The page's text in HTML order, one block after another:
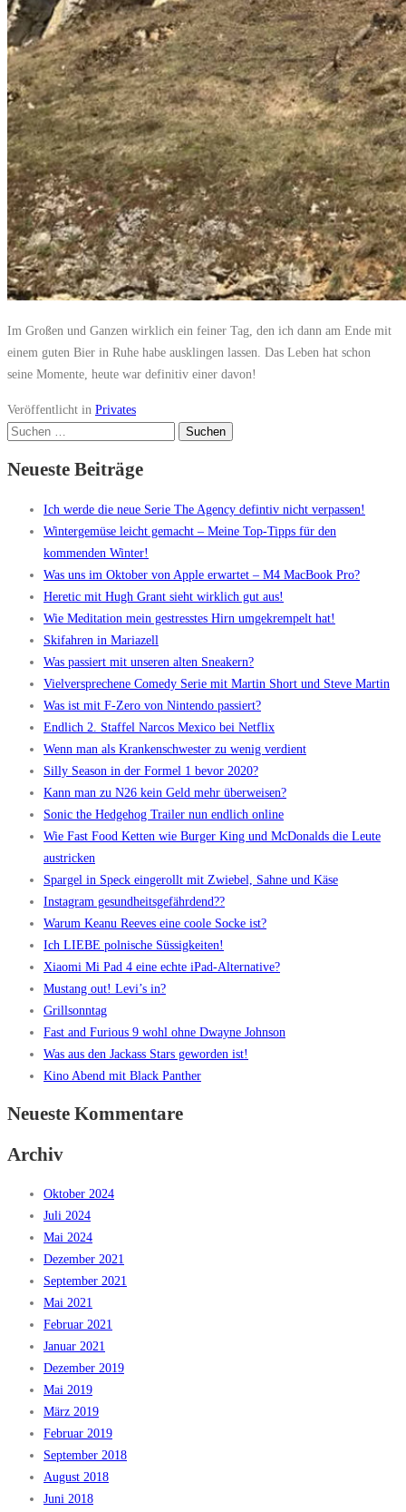
Im Großen und Ganzen wirklich ein feiner Tag, den ich dann am Ende mit
einem guten Bier in Ruhe habe ausklingen lassen. Das Leben hat schon
seine Momente, heute war definitiv einer davon!
Veröffentlicht in Privates
Suchen
Neueste Beiträge
Ich werde die neue Serie The Agency defintiv nicht verpassen!
Wintergemüse leicht gemacht – Meine Top-Tipps für den
kommenden Winter!
Was uns im Oktober von Apple erwartet – M4 MacBook Pro?
Heretic mit Hugh Grant sieht wirklich gut aus!
Wie Meditation mein gestresstes Hirn umgekrempelt hat!
Skifahren in Mariazell
Was passiert mit unseren alten Sneakern?
Vielversprechene Comedy Serie mit Martin Short und Steve Martin
Was ist mit F-Zero von Nintendo passiert?
Endlich 2. Staffel Narcos Mexico bei Netflix
Wenn man als Krankenschwester zu wenig verdient
Silly Season in der Formel 1 bevor 2020?
Kann man zu N26 kein Geld mehr überweisen?
Sonic the Hedgehog Trailer nun endlich online
Wie Fast Food Ketten wie Burger King und McDonalds die Leute
austricken
Spargel in Speck eingerollt mit Zwiebel, Sahne und Käse
Instagram gesundheitsgefährdend??
Warum Keanu Reeves eine coole Socke ist?
Ich LIEBE polnische Süssigkeiten!
Xiaomi Mi Pad 4 eine echte iPad-Alternative?
Mustang out! Levi’s in?
Grillsonntag
Fast and Furious 9 wohl ohne Dwayne Johnson
Was aus den Jackass Stars geworden ist!
Kino Abend mit Black Panther
Neueste Kommentare
Archiv
Oktober 2024
Juli 2024
Mai 2024
Dezember 2021
September 2021
Mai 2021
Februar 2021
Januar 2021
Dezember 2019
Mai 2019
März 2019
Februar 2019
September 2018
August 2018
Juni 2018